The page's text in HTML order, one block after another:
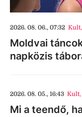
2026. 08. 06., 07:32 Kult,
Moldvai
napközis
2026. 08. 05., 16:43 Kult,
Mi a teendő,